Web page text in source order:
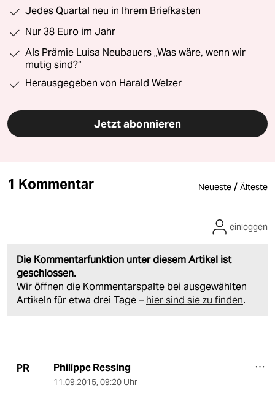
Jedes Quartal neu in Ihrem Briefkasten
Nur 38 Euro im Jahr
Als Prämie Luisa Neubauers „Was wäre, wenn wir
mutig sind?“
Herausgegeben von Harald Welzer
Jetzt abonnieren
1 Kommentar Neueste / Älteste
Die Kommentarfunktion unter diesem Artikel ist
geschlossen.
Wir öffnen die Kommentarspalte bei ausgewählten
Artikeln für etwa drei Tage – hier sind sie zu finden.
einloggen
PR Philippe Ressing
11.09.2015, 09:20 Uhr